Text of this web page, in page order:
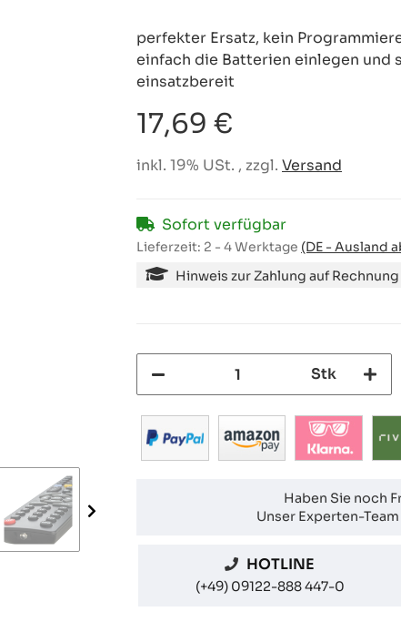
perfekter Ersatz, kein
einfach die Batterien einlegen und
einsatzbereit
17,69 €
inkl. 19% USt. , zzgl. Versand
Sofort verfügbar
Lieferzeit: 2 - 4 Werktage (DE - Ausland
Hinweis zur Zahlung auf
Stk
Haben Sie noch
Unser Experten-
HOTLINE
(+49) 09122-888 447-0